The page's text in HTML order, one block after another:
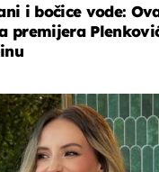
i bočice vode:
premijera